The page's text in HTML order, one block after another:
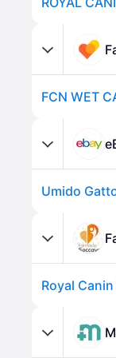
FCN WET
Umido
Royal